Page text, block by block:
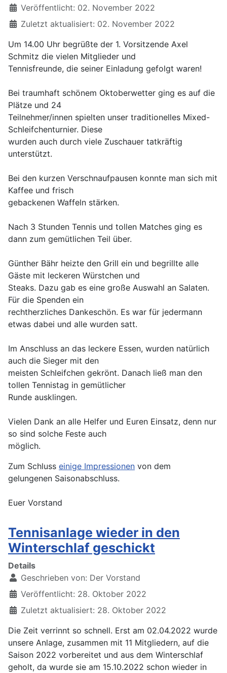
Veröffentlicht: 02. November 2022
Zuletzt aktualisiert: 02. November 2022
Um 14.00 Uhr begrüßte der 1. Vorsitzende Axel
Schmitz die vielen Mitglieder und
Tennisfreunde, die seiner Einladung gefolgt waren!
Bei traumhaft schönem Oktoberwetter ging es auf die
Plätze und 24
Teilnehmer/innen spielten unser traditionelles Mixed-
Schleifchenturnier. Diese
wurden auch durch viele Zuschauer tatkräftig
unterstützt.
Bei den kurzen Verschnaufpausen konnte man sich mit
Kaffee und frisch
gebackenen Waffeln stärken.
Nach 3 Stunden Tennis und tollen Matches ging es
dann zum gemütlichen Teil über.
Günther Bähr heizte den Grill ein und begrillte alle
Gäste mit leckeren Würstchen und
Steaks. Dazu gab es eine große Auswahl an Salaten.
Für die Spenden ein
rechtherzliches Dankeschön. Es war für jedermann
etwas dabei und alle wurden satt.
Im Anschluss an das leckere Essen, wurden natürlich
auch die Sieger mit den
meisten Schleifchen gekrönt. Danach ließ man den
tollen Tennistag in gemütlicher
Runde ausklingen.
Vielen Dank an alle Helfer und Euren Einsatz, denn nur
so sind solche Feste auch
möglich.
Zum Schluss einige Impressionen von dem
gelungenen Saisonabschluss.
Euer Vorstand
Tennisanlage wieder in den
Winterschlaf geschickt
Details
Geschrieben von: Der Vorstand
Veröffentlicht: 28. Oktober 2022
Zuletzt aktualisiert: 28. Oktober 2022
Die Zeit verrinnt so schnell. Erst am 02.04.2022 wurde
unsere Anlage, zusammen mit 11 Mitgliedern, auf die
Saison 2022 vorbereitet und aus dem Winterschlaf
geholt, da wurde sie am 15.10.2022 schon wieder in